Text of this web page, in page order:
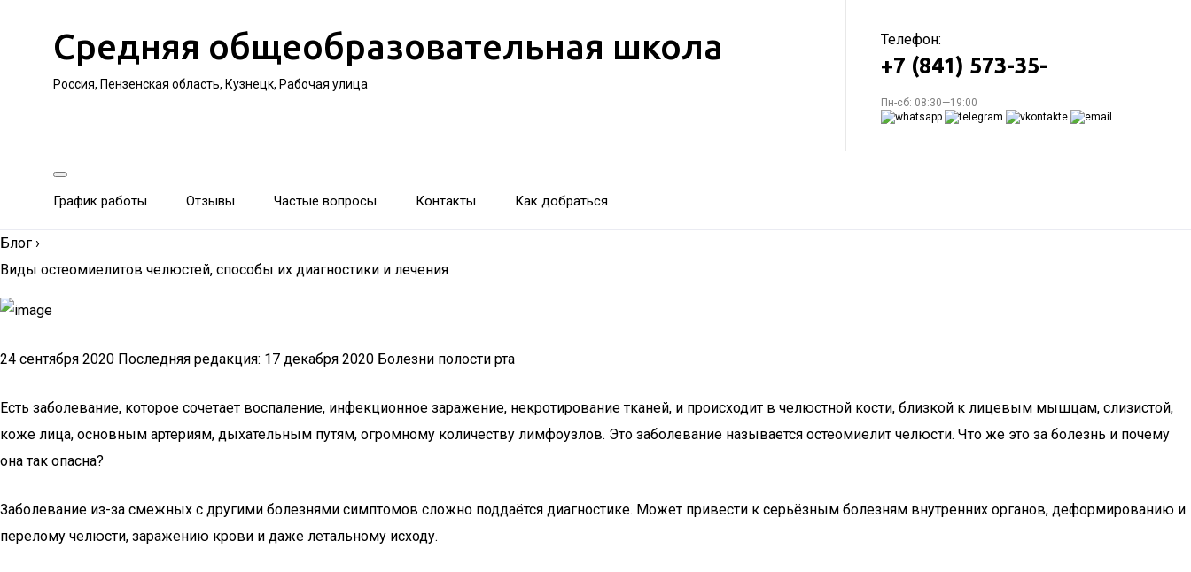
Средняя общеобразовательная школа
Россия, Пензенская область, Кузнецк, Рабочая улица
Телефон:
+7 (841) 573-35-
Пн-сб: 08:30—19:00
График работы Отзывы Частые вопросы Контакты Как добраться
Блог ›
Виды остеомиелитов челюстей, способы их диагностики и лечения
24 сентября 2020 Последняя редакция: 17 декабря 2020 Болезни полости рта
Есть заболевание, которое сочетает воспаление, инфекционное заражение, некротирование тканей, и происходит в челюстной кости, близкой к лицевым мышцам, слизистой,
коже лица, основным артериям, дыхательным путям, огромному количеству лимфоузлов. Это заболевание называется остеомиелит челюсти. Что же это за болезнь и почему
она так опасна?
Заболевание из-за смежных с другими болезнями симптомов сложно поддаётся диагностике. Может привести к серьёзным болезням внутренних органов, деформированию и
перелому челюсти, заражению крови и даже летальному исходу.